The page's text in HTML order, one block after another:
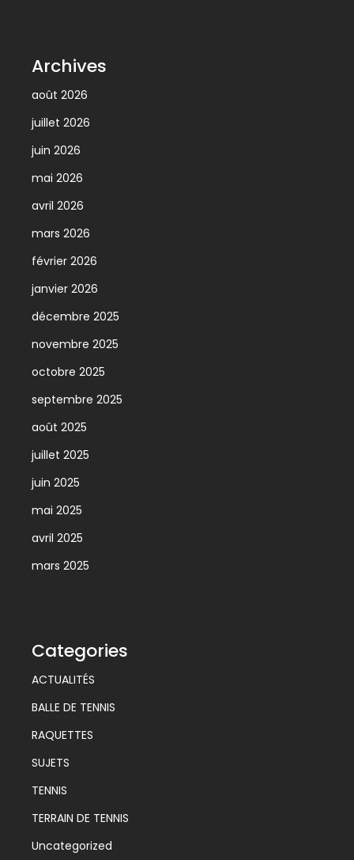
Archives
août 2026
juillet 2026
juin 2026
mai 2026
avril 2026
mars 2026
février 2026
janvier 2026
décembre 2025
novembre 2025
octobre 2025
septembre 2025
août 2025
juillet 2025
juin 2025
mai 2025
avril 2025
mars 2025
Categories
ACTUALITÉS
BALLE DE TENNIS
RAQUETTES
SUJETS
TENNIS
TERRAIN DE TENNIS
Uncategorized